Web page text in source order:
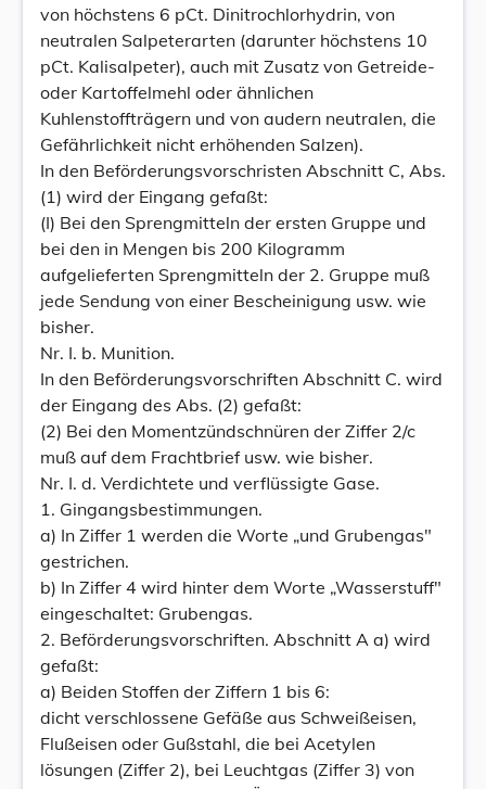
von höchstens 6 pCt. Dinitrochlorhydrin, von
neutralen Salpeterarten (darunter höchstens 10
pCt. Kalisalpeter), auch mit Zusatz von Getreide-
oder Kartoffelmehl oder ähnlichen
Kuhlenstoffträgern und von audern neutralen, die
Gefährlichkeit nicht erhöhenden Salzen).
In den Beförderungsvorschristen Abschnitt C, Abs.
(1) wird der Eingang gefaßt:
(I) Bei den Sprengmitteln der ersten Gruppe und
bei den in Mengen bis 200 Kilogramm
aufgelieferten Sprengmitteln der 2. Gruppe muß
jede Sendung von einer Bescheinigung usw. wie
bisher.
Nr. I. b. Munition.
In den Beförderungsvorschriften Abschnitt C. wird
der Eingang des Abs. (2) gefaßt:
(2) Bei den Momentzündschnüren der Ziffer 2/c
muß auf dem Frachtbrief usw. wie bisher.
Nr. I. d. Verdichtete und verflüssigte Gase.
1. Gingangsbestimmungen.
a) In Ziffer 1 werden die Worte „und Grubengas"
gestrichen.
b) In Ziffer 4 wird hinter dem Worte „Wasserstuff"
eingeschaltet: Grubengas.
2. Beförderungsvorschriften. Abschnitt A a) wird
gefaßt:
a) Beiden Stoffen der Ziffern 1 bis 6:
dicht verschlossene Gefäße aus Schweißeisen,
Flußeisen oder Gußstahl, die bei Acetylen
lösungen (Ziffer 2), bei Leuchtgas (Ziffer 3) von